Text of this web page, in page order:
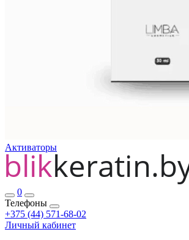
Активаторы
0
Телефоны
+375 (44) 571-68-02
Личный кабинет